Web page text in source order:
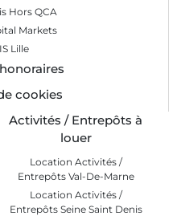
Hors QCA
Markets
Lille
cookies
Activités / Entrepôts à
louer
Location Activités /
Entrepôts Val-De-Marne
Location Activités /
Entrepôts Seine Saint Denis